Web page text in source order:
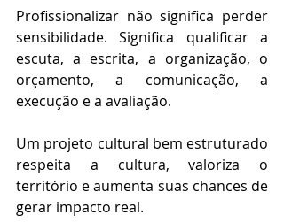
Profissionalizar não significa perder
sensibilidade. Significa qualificar a
escuta, a escrita, a organização, o
orçamento, a comunicação, a
execução e a avaliação.
Um projeto cultural bem estruturado
respeita a cultura, valoriza o
território e aumenta suas chances de
gerar impacto real.